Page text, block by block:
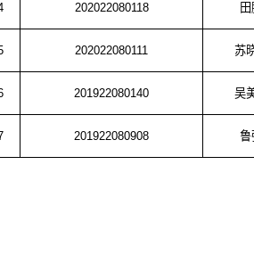
202022080118
202022080111 苏
201922080140 吴
201922080908 鲁